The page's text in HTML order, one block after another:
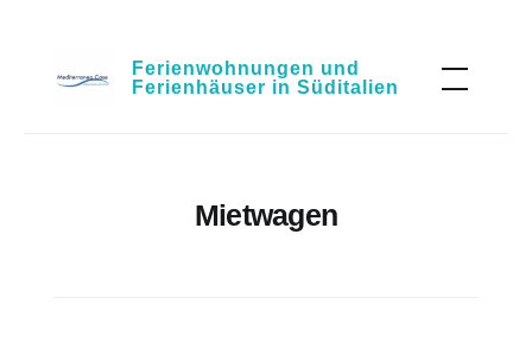
Ferienwohnungen und
Ferienhäuser in Süditalien
Mietwagen